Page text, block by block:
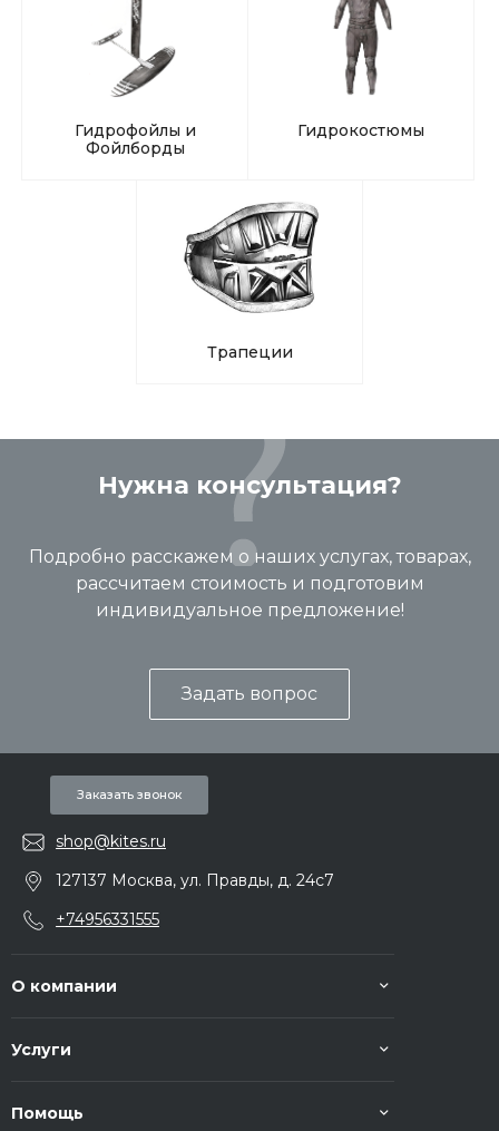
Гидрофойлы и
Фойлборды
Гидрокостюмы
Трапеции
Нужна консультация?
Подробно расскажем о наших услугах, товарах,
рассчитаем стоимость и подготовим
индивидуальное предложение!
Задать вопрос
Заказать звонок
shop@kites.ru
127137 Москва, ул. Правды, д. 24с7
+74956331555
О компании
Услуги
Помощь